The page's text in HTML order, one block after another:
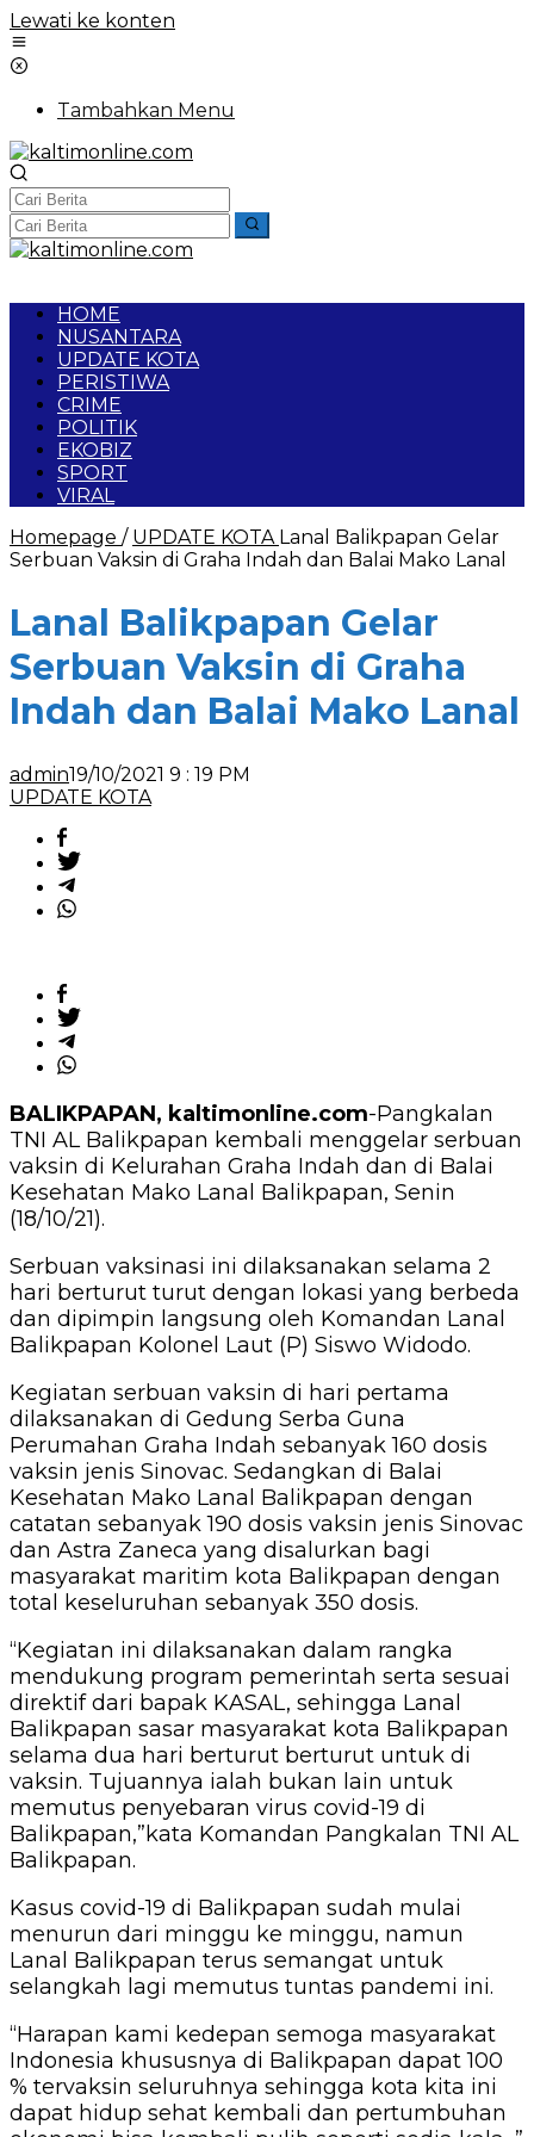
Lewati ke konten
Tambahkan Menu
HOME
NUSANTARA
UPDATE KOTA
PERISTIWA
CRIME
POLITIK
EKOBIZ
SPORT
VIRAL
Homepage / UPDATE KOTA Lanal Balikpapan Gelar
Serbuan Vaksin di Graha Indah dan Balai Mako Lanal
Lanal Balikpapan Gelar
Serbuan Vaksin di Graha
Indah dan Balai Mako Lanal
admin19/10/2021 9 : 19 PM
UPDATE KOTA
BALIKPAPAN, kaltimonline.com-Pangkalan
TNI AL Balikpapan kembali menggelar serbuan
vaksin di Kelurahan Graha Indah dan di Balai
Kesehatan Mako Lanal Balikpapan, Senin
(18/10/21).
Serbuan vaksinasi ini dilaksanakan selama 2
hari berturut turut dengan lokasi yang berbeda
dan dipimpin langsung oleh Komandan Lanal
Balikpapan Kolonel Laut (P) Siswo Widodo.
Kegiatan serbuan vaksin di hari pertama
dilaksanakan di Gedung Serba Guna
Perumahan Graha Indah sebanyak 160 dosis
vaksin jenis Sinovac. Sedangkan di Balai
Kesehatan Mako Lanal Balikpapan dengan
catatan sebanyak 190 dosis vaksin jenis Sinovac
dan Astra Zaneca yang disalurkan bagi
masyarakat maritim kota Balikpapan dengan
total keseluruhan sebanyak 350 dosis.
“Kegiatan ini dilaksanakan dalam rangka
mendukung program pemerintah serta sesuai
direktif dari bapak KASAL, sehingga Lanal
Balikpapan sasar masyarakat kota Balikpapan
selama dua hari berturut berturut untuk di
vaksin. Tujuannya ialah bukan lain untuk
memutus penyebaran virus covid-19 di
Balikpapan,”kata Komandan Pangkalan TNI AL
Balikpapan.
Kasus covid-19 di Balikpapan sudah mulai
menurun dari minggu ke minggu, namun
Lanal Balikpapan terus semangat untuk
selangkah lagi memutus tuntas pandemi ini.
“Harapan kami kedepan semoga masyarakat
Indonesia khususnya di Balikpapan dapat 100
% tervaksin seluruhnya sehingga kota kita ini
dapat hidup sehat kembali dan pertumbuhan